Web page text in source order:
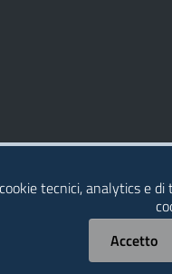
tecnici, analytics e
Accetto